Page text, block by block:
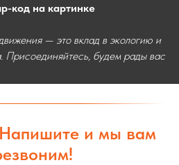
код на картинке
— это вклад в экологию и
Присоединяйтесь, будем рады вас
Напишите и мы вам